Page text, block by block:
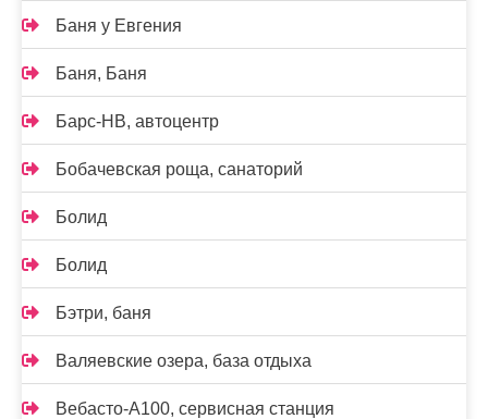
Баня у Евгения
Баня, Баня
Барс-НВ, автоцентр
Бобачевская роща, санаторий
Болид
Болид
Бэтри, баня
Валяевские озера, база отдыха
Вебасто-А100, сервисная станция